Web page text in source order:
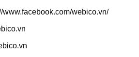
www.facebook.com/webico.vn/